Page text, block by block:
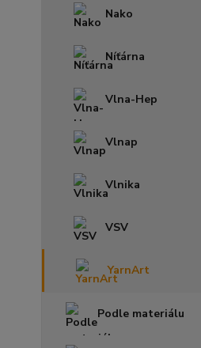
Nako
Níťárna
Vlna-Hep
Vlnap
Vlnika
VSV
YarnArt
Podle materiálu